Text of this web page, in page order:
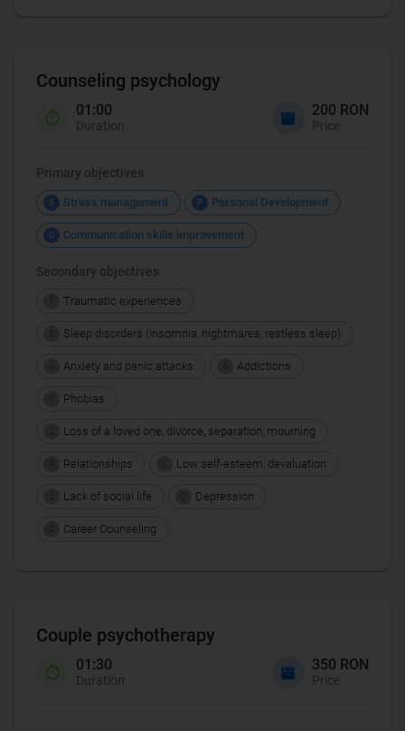
Counseling psychology
01:00
Duration
200 RON
Price
Primary objectives
S Stress management P Personal Development
C Communication skills improvement
Secondary objectives
Traumatic experiences
Sleep disorders (insomnia, nightmares, restless sleep)
Anxiety and panic attacks Addictions
Phobias
Loss of a loved one, divorce, separation, mourning
Relationships Low self-esteem, devaluation
Lack of social life Depression
Career Counseling
Couple psychotherapy
01:30
Duration
350 RON
Price